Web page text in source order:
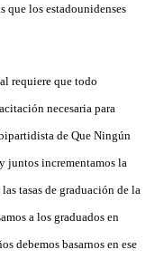
que los estadounidenses
requiere que todo
necesaria para
de Que Ningún
juntos incrementamos la
tasas de graduación de la
a los graduados en
debemos basarnos en ese